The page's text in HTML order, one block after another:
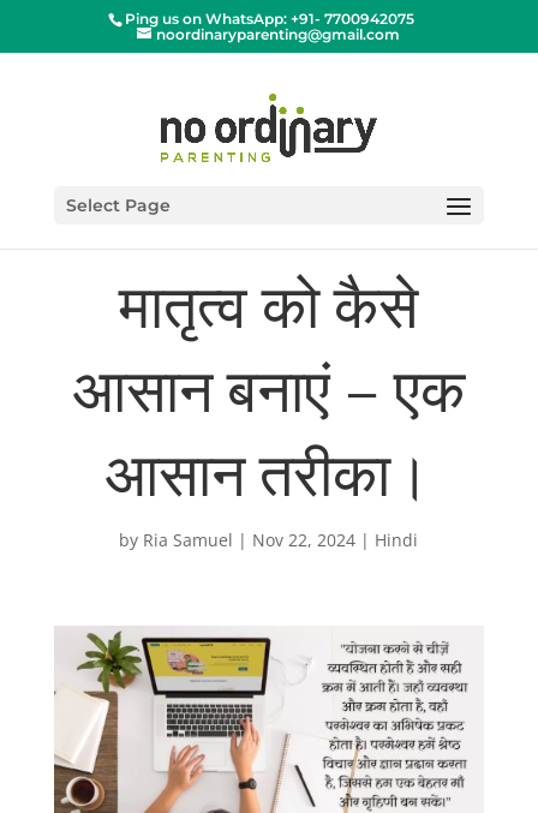
Ping us on WhatsApp: +91- 7700942075
noordinaryparenting@gmail.com
Select Page
मातृत्व को कैसे
आसान बनाएं – एक
आसान तरीका।
by Ria Samuel | Nov 22, 2024 | Hindi